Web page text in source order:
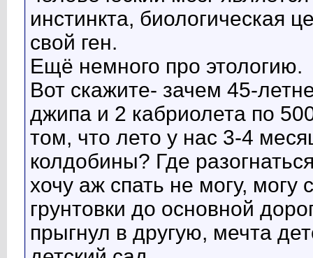
Как работают секты. Как...
Сергей Все очень похоже на вихрь,...06.02.2022,20:14
инстинкта, биологическая
свой ген.
Ещё немного про этологию.
Вот скажите- зачем 45-
джипа и 2 кабриолета по
том, что лето у нас 3-4
колдобины? Где
хочу аж спать не могу, могу
грунтовки до основной
прыгнул в другую, мечта